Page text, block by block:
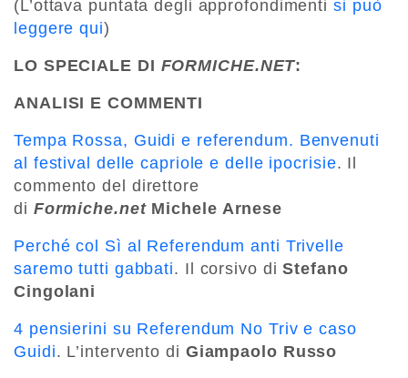
(L’ottava puntata degli approfondimenti si può
leggere qui)
LO SPECIALE DI FORMICHE.NET:
ANALISI E COMMENTI
Tempa Rossa, Guidi e referendum. Benvenuti
al festival delle capriole e delle ipocrisie. Il
commento del direttore
di Formiche.netMichele Arnese
Perché col Sì al Referendum anti Trivelle
saremo tutti gabbati. Il corsivo diStefano
Cingolani
4 pensierini su Referendum No Triv e caso
Guidi. L’intervento di Giampaolo Russo